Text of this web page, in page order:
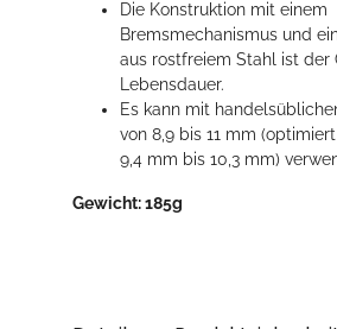
Die Konstruktion mit einem
Bremsmechanismus und
aus rostfreiem Stahl ist der
Lebensdauer.
Es kann mit
von 8,9 bis 11 mm
9,4 mm bis 10,3 mm)
Gewicht: 185g